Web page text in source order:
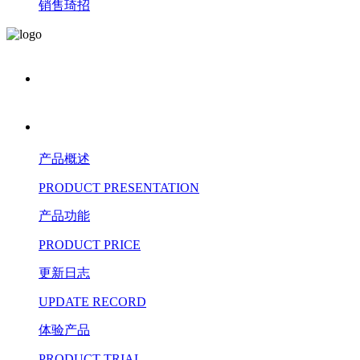
销售琦招
产品概述
PRODUCT PRESENTATION
产品功能
PRODUCT PRICE
更新日志
UPDATE RECORD
体验产品